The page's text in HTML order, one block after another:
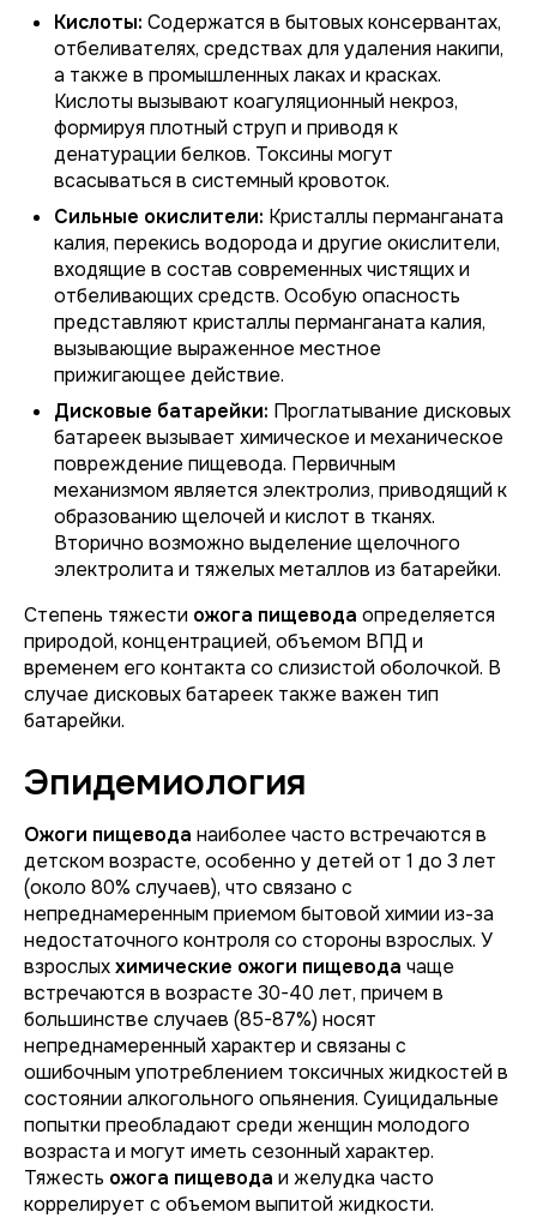
Кислоты: Содержатся в бытовых консервантах,
отбеливателях, средствах для удаления накипи,
а также в промышленных лаках и красках.
Кислоты вызывают коагуляционный некроз,
формируя плотный струп и приводя к
денатурации белков. Токсины могут
всасываться в системный кровоток.
Сильные окислители: Кристаллы перманганата
калия, перекись водорода и другие окислители,
входящие в состав современных чистящих и
отбеливающих средств. Особую опасность
представляют кристаллы перманганата калия,
вызывающие выраженное местное
прижигающее действие.
Дисковые батарейки: Проглатывание дисковых
батареек вызывает химическое и механическое
повреждение пищевода. Первичным
механизмом является электролиз, приводящий к
образованию щелочей и кислот в тканях.
Вторично возможно выделение щелочного
электролита и тяжелых металлов из батарейки.
Степень тяжести ожога пищевода определяется
природой, концентрацией, объемом ВПД и
временем его контакта со слизистой оболочкой. В
случае дисковых батареек также важен тип
батарейки.
Эпидемиология
Ожоги пищевода наиболее часто встречаются в
детском возрасте, особенно у детей от 1 до 3 лет
(около 80% случаев), что связано с
непреднамеренным приемом бытовой химии из-за
недостаточного контроля со стороны взрослых. У
взрослыххимические ожоги пищевода чаще
встречаются в возрасте 30-40 лет, причем в
большинстве случаев (85-87%) носят
непреднамеренный характер и связаны с
ошибочным употреблением токсичных жидкостей в
состоянии алкогольного опьянения. Суицидальные
попытки преобладают среди женщин молодого
возраста и могут иметь сезонный характер.
Тяжесть ожога пищевода и желудка часто
коррелирует с объемом выпитой жидкости.